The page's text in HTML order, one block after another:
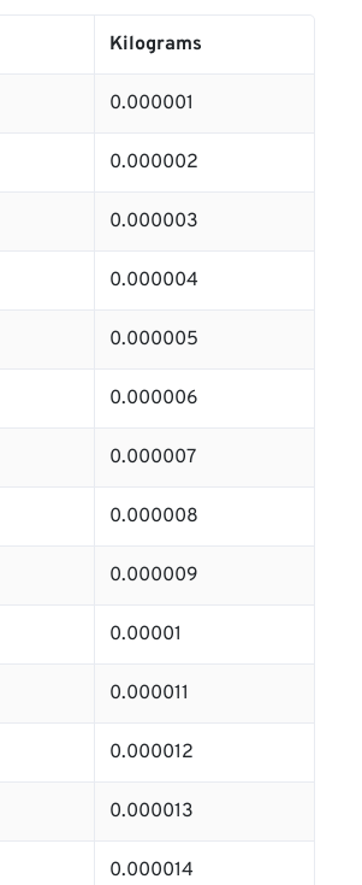
Kilograms
0.000001
0.000002
0.000003
0.000004
0.000005
0.000006
0.000007
0.000008
0.000009
0.00001
0.000011
0.000012
0.000013
0.000014